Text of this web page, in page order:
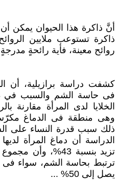
أنَّ ذاكرة هذا الحيوان يمكن
ذاكرة تستوعب ملايين
روائح معينة، فأية رائحةٍ
كشفت دراسة برازيلية، أن
فى حاسة الشم والسبب في
الخلايا لدى المرأة مقارنة
وهى منطقة فى الدماغ
ذلك سبب قدرة النساء على
الدراسة أن دماغ المرأة
تزيد بنسبة 43%،
ترتبط بحاسة الشم، سواء فى
يصل إلى 50% ...